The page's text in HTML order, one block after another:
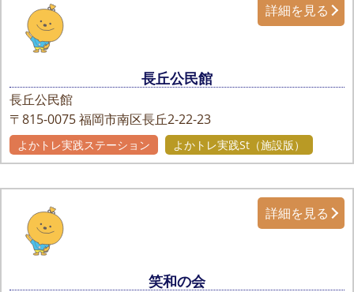
長丘公民館
長丘公民館
〒815-0075福岡市南区長丘2-22-23
詳細を見る
よかトレ実践ステーション よかトレ実践St（施設版）
笑和の会
詳細を見る